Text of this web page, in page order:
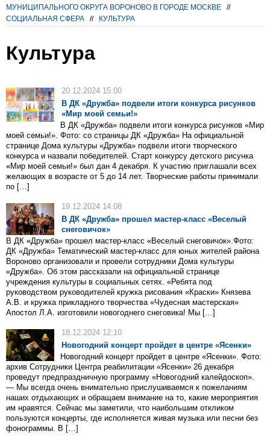
МУНИЦИПАЛЬНОГО ОКРУГА ВОРОНОВО В ГОРОДЕ МОСКВЕ
//
СОЦИАЛЬНАЯ СФЕРА
// КУЛЬТУРА
Культура
20.12.2024 15:00
В ДК «Дружба» подвели итоги конкурса рисунков
«Мир моей семьи!»
В ДК «Дружба» подвели итоги конкурса рисунков «Мир
моей семьи!». Фото: со страницы ДК «Дружба» На официальной
странице Дома культуры «Дружба» подвели итоги творческого
конкурса и назвали победителей. Старт конкурсу детского рисунка
«Мир моей семьи!» был дан 4 декабря. К участию приглашали всех
желающих в возрасте от 5 до 14 лет. Творческие работы принимали
по […]
19.12.2024 14:08
В ДК «Дружба» прошел мастер-класс «Веселый
снеговичок»
В ДК «Дружба» прошел мастер-класс «Веселый снеговичок».Фото:
ДК «Дружба» Тематический мастер-класс для юных жителей района
Вороново организовали и провели сотрудники Дома культуры
«Дружба». Об этом рассказали на официальной странице
учреждения культуры в социальных сетях. «Ребята под
руководством руководителей кружка рисования «Краски» Князева
А.В. и кружка прикладного творчества «Чудесная мастерская»
Апостол Л.А. изготовили новогоднего снеговика! Мы […]
18.12.2024 12:10
Новогодний концерт пройдет в центре «Ясенки»
Новогодний концерт пройдет в центре «Ясенки». Фото:
архив Сотрудники Центра реабилитации «Ясенки» 26 декабря
проведут предпраздничную программу «Новогодний калейдоскоп».
— Мы всегда очень внимательно прислушиваемся к пожеланиям
наших отдыхающих и обращаем внимание на то, какие мероприятия
им нравятся. Сейчас мы заметили, что наибольшим откликом
пользуются концерты, где исполняется живая музыка или песни без
фонограммы. В […]